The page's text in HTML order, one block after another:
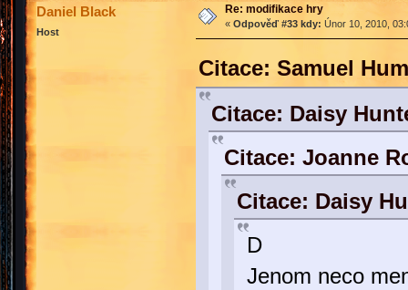
Daniel Black
Host
Re: modifikace hry
« Odpověď #33 kdy: Únor 10, 2010,
Citace: Samuel
Citace: Daisy
Citace: Joanne
Citace: Daisy
D
Jenom neco